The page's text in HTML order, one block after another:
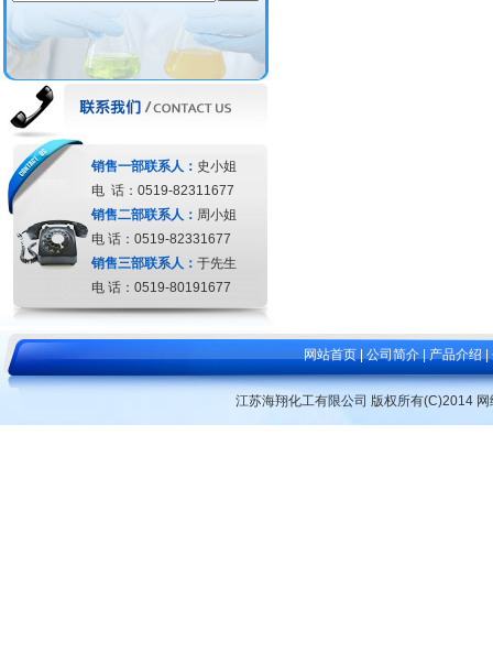
销售一部联系人： 史小姐
电 话：0519-82311677
销售二部联系人： 周小姐
电 话：0519-82331677
销售三部联系人： 于先生
电 话：0519-80191677
网站首页 公司简介 产品介绍
江苏海翔化工有限公司 版权所有(C)2014